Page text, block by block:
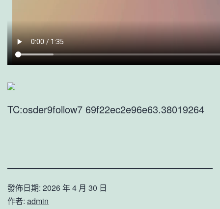
TC:osder9follow7 69f22ec2e96e63.38019264
發佈日期: 2026 年 4 月 30 日
作者: admin